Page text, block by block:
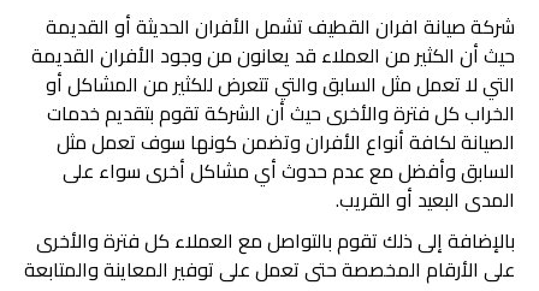
شركة صيانة افران القطيف تشمل الأفران الحديثة أو القديمة
حيث أن الكثير من العملاء قد يعانون من وجود الأفران القديمة
التي لا تعمل مثل السابق والتي تتعرض للكثير من المشاكل أو
الخراب كل فترة والأخرى حيث أن الشركة تقوم بتقديم خدمات
الصيانة لكافة أنواع الأفران وتضمن كونها سوف تعمل مثل
السابق وأفضل مع عدم حدوث أي مشاكل أخرى سواء على
المدى البعيد أو القريب.
بالإضافة إلى ذلك تقوم بالتواصل مع العملاء كل فترة والأخرى
على الأرقام المخصصة حتى تعمل على توفير المعاينة والمتابعة